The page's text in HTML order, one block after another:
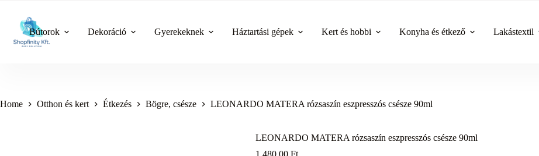
content
Bútorok Dekoráció Gyerekeknek Háztartási gépek Kert és hobbi Konyha és étkező Lakástextil
Home Otthon és kert Étkezés Bögre, csésze LEONARDO MATERA rózsaszín eszpresszós csésze 90ml
LEONARDO MATERA rózsaszín eszpresszós csésze 90ml